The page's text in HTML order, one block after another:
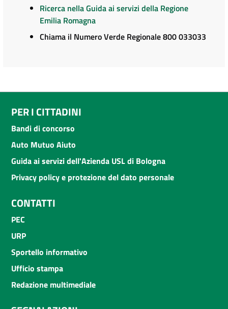
Ricerca nella Guida ai servizi della Regione
Emilia Romagna
Chiama il Numero Verde Regionale 800 033033
PER I CITTADINI
Bandi di concorso
Auto Mutuo Aiuto
Guida ai servizi dell'Azienda USL di Bologna
Privacy policy e protezione del dato personale
CONTATTI
PEC
URP
Sportello informativo
Ufficio stampa
Redazione multimediale